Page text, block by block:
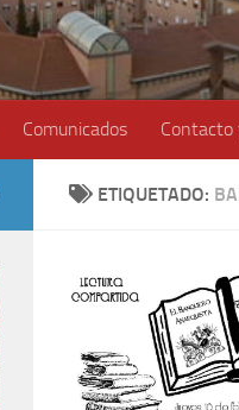
Comunicados Contacto
ETIQUETADO: